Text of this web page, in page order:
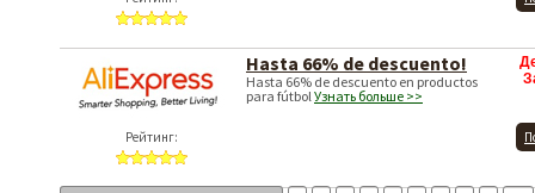
Рейтинг:
Hasta 66% de descuento!
Hasta 66% de descuento en productos
para fútbolУзнать больше >>